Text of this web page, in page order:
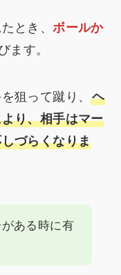
とき、ボールか
ます。
狙って蹴り、ヘ
り、相手はマー
づらくなりま
ある時に有